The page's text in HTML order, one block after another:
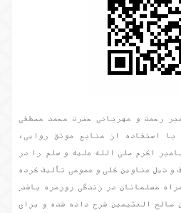
رحمت و مهربانی حضرت محمد مصطفی
استفاده از منابع موثق روایی،
اکرم صلی الله علیه و سلم را در
موضوع مختلف و ذیل عناوین کلی و عمومی تألیف کرده
مسلمانان در زندگی روزمره باشد.
صالح العثیمین شرح داده شده و برای